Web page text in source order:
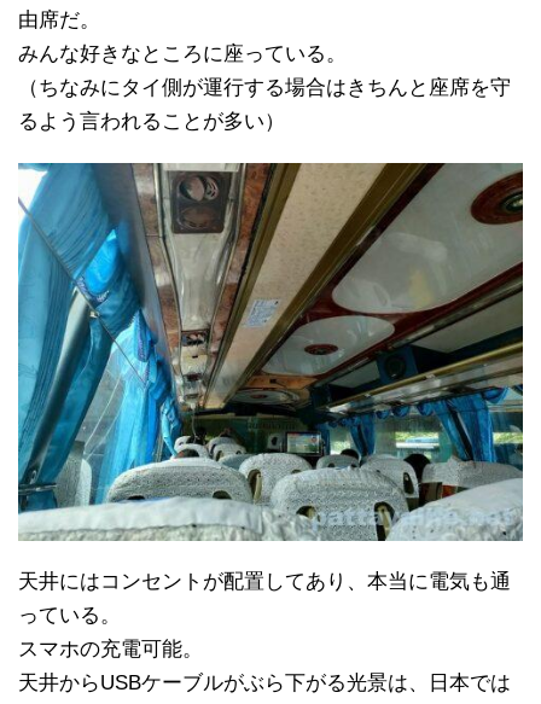
由席だ。
みんな好きなところに座っている。
（ちなみにタイ側が運行する場合はきちんと座席を守
るよう言われることが多い）
天井にはコンセントが配置してあり、本当に電気も通
っている。
スマホの充電可能。
天井からUSBケーブルがぶら下がる光景は、日本では